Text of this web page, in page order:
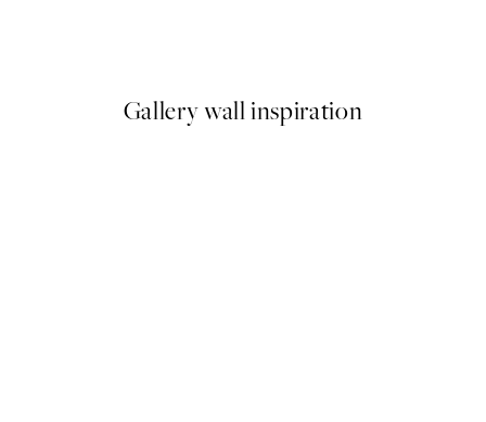
Gallery wall inspiration